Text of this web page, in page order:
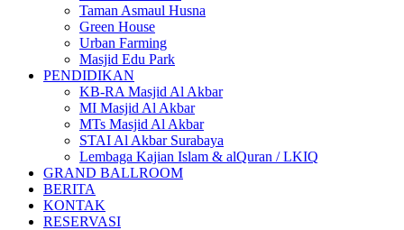
Taman Asmaul Husna
Green House
Urban Farming
Masjid Edu Park
PENDIDIKAN
KB-RA Masjid Al Akbar
MI Masjid Al Akbar
MTs Masjid Al Akbar
STAI Al Akbar Surabaya
Lembaga Kajian Islam & alQuran / LKIQ
GRAND BALLROOM
BERITA
KONTAK
RESERVASI